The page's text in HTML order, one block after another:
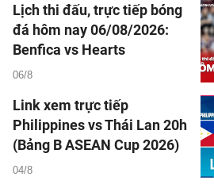
Lịch thi đấu, trực tiếp bóng
đá hôm nay 06/08/2026:
Benfica vs Hearts
06/8
Link xem trực tiếp
Philippines vs Thái Lan 20h
(Bảng B ASEAN Cup 2026)
04/8